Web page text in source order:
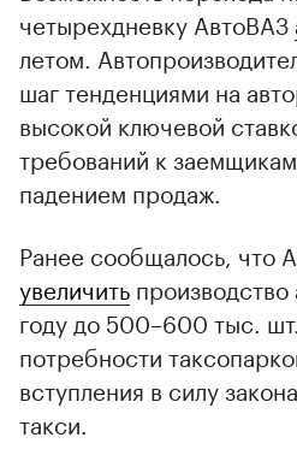
00:00 / 00:00
четырехдневку АвтоВАЗ
летом.
шаг тенденциями на
высокой ключевой
требований к
падением продаж.
Ранее сообщалось, что
увеличить
году до 500–600 тыс.
потребности
вступления в силу
такси.